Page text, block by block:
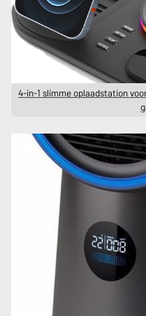
4-in-1 slimme oplaadstation